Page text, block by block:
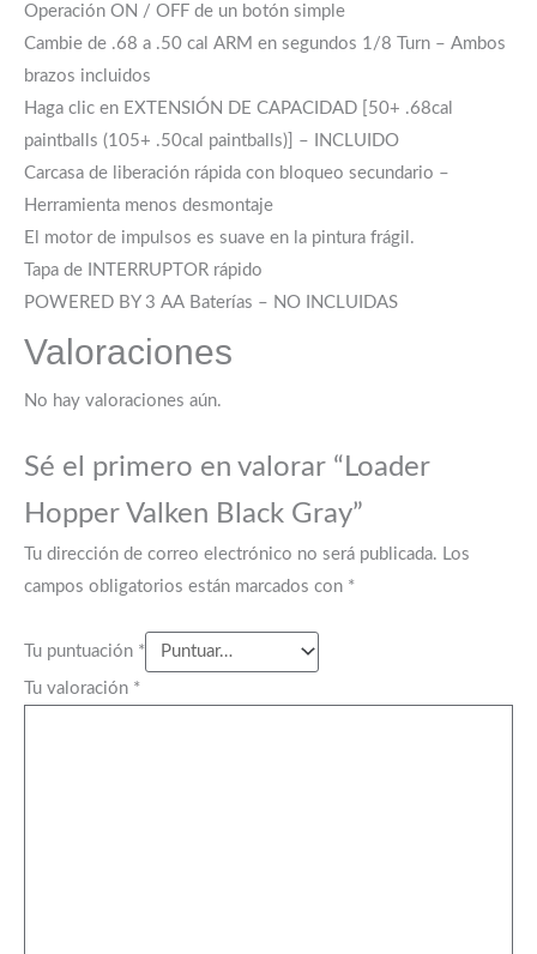
Operación ON / OFF de un botón simple
Cambie de .68 a .50 cal ARM en segundos 1/8 Turn – Ambos
brazos incluidos
Haga clic en EXTENSIÓN DE CAPACIDAD [50+ .68cal
paintballs (105+ .50cal paintballs)] – INCLUIDO
Carcasa de liberación rápida con bloqueo secundario –
Herramienta menos desmontaje
El motor de impulsos es suave en la pintura frágil.
Tapa de INTERRUPTOR rápido
POWERED BY 3 AA Baterías – NO INCLUIDAS
Valoraciones
No hay valoraciones aún.
Sé el primero en valorar “Loader
Hopper Valken Black Gray”
Tu dirección de correo electrónico no será publicada. Los
campos obligatorios están marcados con *
Tu puntuación *
Tu valoración *